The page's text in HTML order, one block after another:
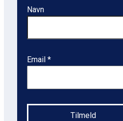
Navn
Email